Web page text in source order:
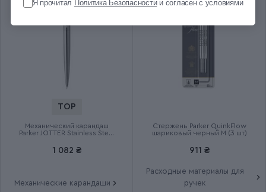
TOP
Механический карандаш
Parker JOTTER Stainless Steel
1 082 ₴
Механические карандаши
Стержень Parker QuinkFlow
шариковый черный M (3 шт)
911 ₴
Расходные материалы для
ручек
Я прочитал Политика Безопасностии согласен с условиями